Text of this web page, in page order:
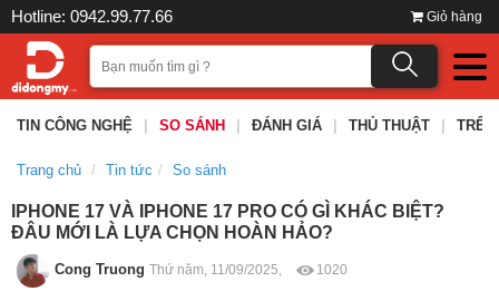
Hotline: 0942.99.77.66 Giỏ hàng
TIN CÔNG NGHỆ SO SÁNH ĐÁNH GIÁ THỦ THUẬT TRÊN
Trang chủ Tin tức So sánh
IPHONE 17 VÀ IPHONE 17 PRO CÓ GÌ KHÁC BIỆT?
ĐÂU MỚI LÀ LỰA CHỌN HOÀN HẢO?
Cong Truong Thứ năm, 11/09/2025, 1020